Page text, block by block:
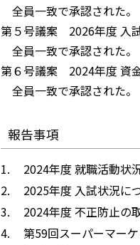
全員一致で承認された。
第５号議案 2026年度 入
全員一致で承認された。
第６号議案 2024年度 資
全員一致で承認された。
報告事項
2024年度 就職活動状
2025年度 入試状況に
2024年度 不正防止の
第59回スーパーマー